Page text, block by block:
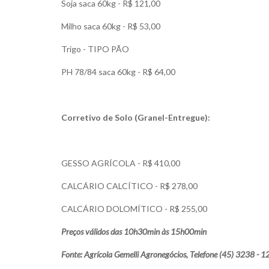
Soja saca 60kg - R$ 121,00
Milho saca 60kg - R$ 53,00
Trigo - TIPO PÃO
PH 78/84 saca 60kg - R$ 64,00
Corretivo de Solo (Granel-Entregue):
GESSO AGRÍCOLA - R$ 410,00
CALCÁRIO CALCÍTICO - R$ 278,00
CALCÁRIO DOLOMÍTICO - R$ 255,00
Preços válidos das 10h30min às 15h00min
Fonte: Agrícola Gemelli Agronegócios, Telefone (45) 3238 -